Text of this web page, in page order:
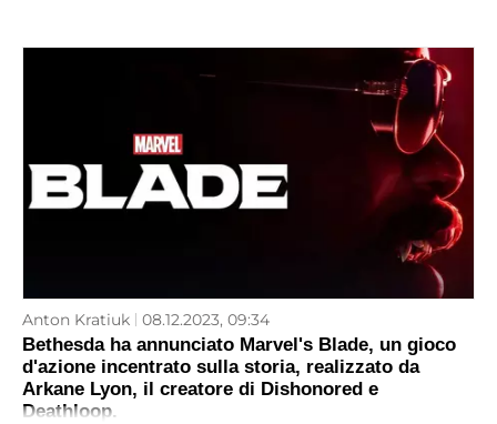
Anton Kratiuk 08.12.2023, 09:34
Bethesda ha annunciato Marvel's Blade, un gioco
d'azione incentrato sulla storia, realizzato da
Arkane Lyon, il creatore di Dishonored e
Deathloop.